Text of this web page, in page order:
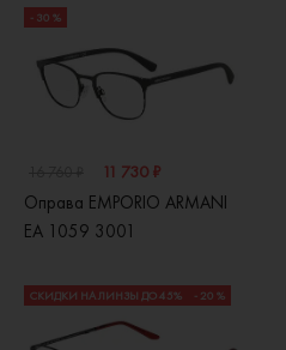
- 30 %
11 730 ₽
Оправа EMPORIO ARMANI
EA 1059 3001
СКИДКИ НА ЛИНЗЫ ДО 45% - 20 %